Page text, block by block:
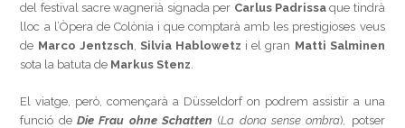
del festival sacre wagnerià signada per Carlus Padrissaque tindrà
lloc a l’Òpera de Colònia i que comptarà amb les prestigioses veus
de Marco Jentzsch, Silvia Hablowetz i el gran Matti Salminen
sota la batuta de Markus Stenz.
El viatge, però, començarà a Düsseldorf on podrem assistir a una
funció deDie Frau ohne Schatten (La dona sense ombra), potser